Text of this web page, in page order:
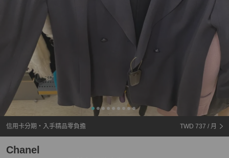
信用卡分期・入手精品零負擔 TWD 737 / 月
Chanel